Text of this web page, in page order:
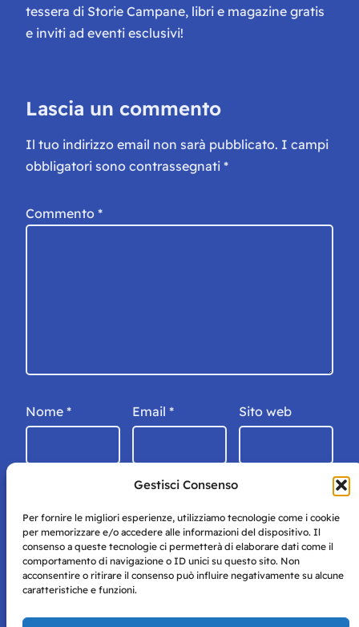
Gestisci Consenso
Per fornire le migliori esperienze, utilizziamo tecnologie come i cookie
per memorizzare e/o accedere alle informazioni del dispositivo. Il
consenso a queste tecnologie ci permetterà di elaborare dati come il
comportamento di navigazione o ID unici su questo sito. Non
acconsentire o ritirare il consenso può influire negativamente su alcune
caratteristiche e funzioni.
tessera di Storie Campane, libri e magazine gratis
e inviti ad eventi esclusivi!
Lascia un commento
Il tuo indirizzo email non sarà pubblicato. I campi
obbligatori sono contrassegnati *
Commento *
Nome * Email * Sito web